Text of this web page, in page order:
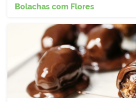
Bolachas com Flores